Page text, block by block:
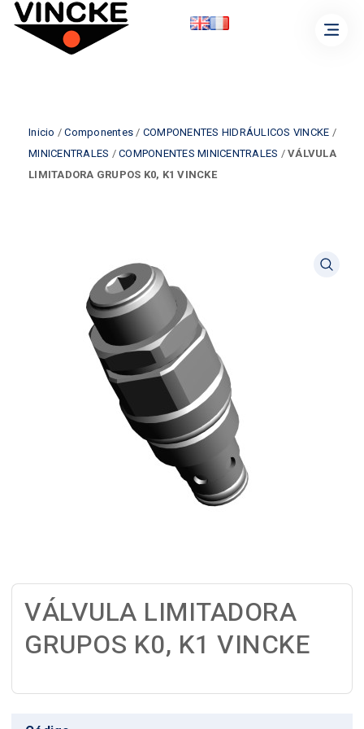
Inicio /Componentes / COMPONENTES HIDRÁULICOS VINCKE /
MINICENTRALES / COMPONENTES MINICENTRALES / VÁLVULA
LIMITADORA GRUPOS K0, K1 VINCKE
VÁLVULA LIMITADORA
GRUPOS K0, K1 VINCKE